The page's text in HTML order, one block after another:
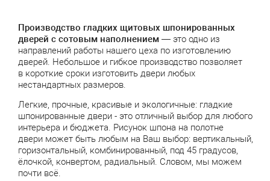
Производство гладких щитовых шпонированных
дверей с сотовым наполнением — это одно из
направлений работы нашего цеха по изготовлению
дверей. Небольшое и гибкое производство позволяет
в короткие сроки изготовить двери любых
нестандартных размеров.
Легкие, прочные, красивые и экологичные: гладкие
шпонированные двери - это отличный выбор для любого
интерьера и бюджета. Рисунок шпона на полотне
двери может быть любым на Ваш выбор: вертикальный,
горизонтальный, комбинированный, под 45 градусов,
ёлочкой, конвертом, радиальный. Словом, мы можем
почти всё.